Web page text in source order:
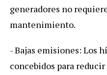
generadores no
mantenimiento.
- Bajas emisiones: Los
concebidos para